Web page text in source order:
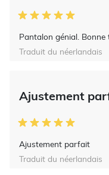
Pantalon génial. Bonne
Traduit du néerlandais
Ajustement
Ajustement parfait
Traduit du néerlandais